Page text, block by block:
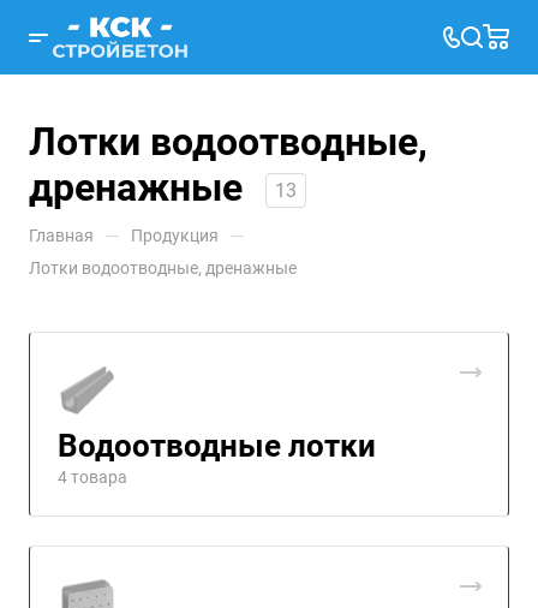
Лотки водоотводные,
дренажные
13
Главная — Продукция —
Лотки водоотводные, дренажные
Водоотводные лотки
4 товара